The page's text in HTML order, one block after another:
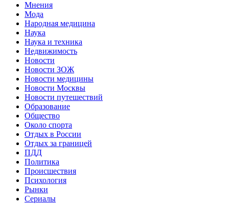
Мнения
Мода
Народная медицина
Наука
Наука и техника
Недвижимость
Новости
Новости ЗОЖ
Новости медицины
Новости Москвы
Новости путешествий
Образование
Общество
Около спорта
Отдых в России
Отдых за границей
ПДД
Политика
Происшествия
Психология
Рынки
Сериалы